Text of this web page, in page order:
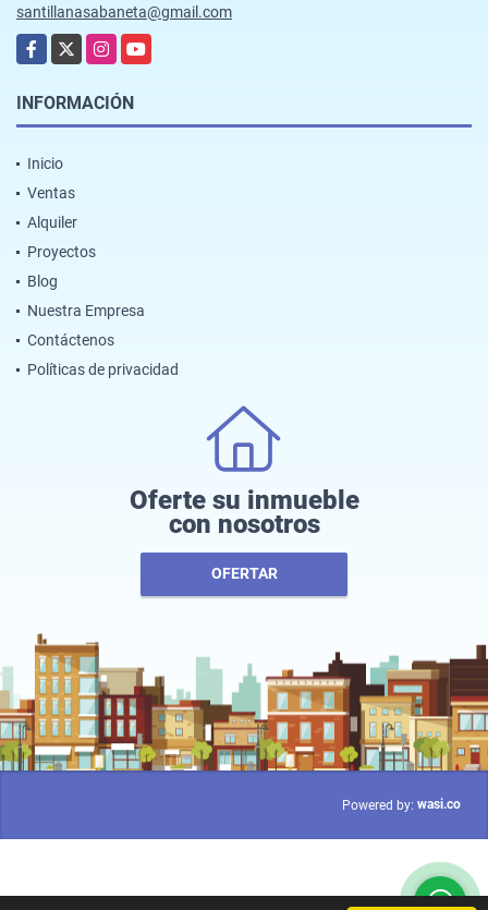
santillanasabaneta@gmail.com
Facebook
X InstagramYouTube
INFORMACIÓN
Inicio
Ventas
Alquiler
Proyectos
Blog
Nuestra Empresa
Contáctenos
Políticas de privacidad
Oferte su inmueble
con nosotros
OFERTAR
Powered by: wasi.co